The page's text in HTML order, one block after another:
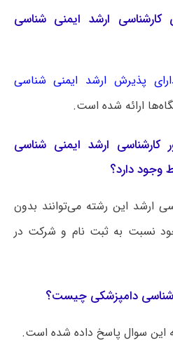
کارشناسی ارشد ایمنی‌ شناسی
پذیرش ارشد ایمنی‌ شناسی
ارائه شده است.
کارشناسی ارشد ایمنی‌ شناسی
وجود دارد؟
ارشد این رشته می‌توانند بدون
نسبت به ثبت نام و شرکت در
شناسی دامپزشکی چیست؟
این سوال پاسخ داده شده است.